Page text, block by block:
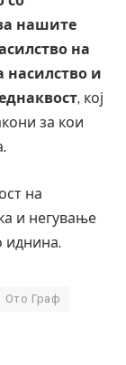
нашите
на
насилство и
, кој
за кои
на
и негување
иднина.
Ото Граф